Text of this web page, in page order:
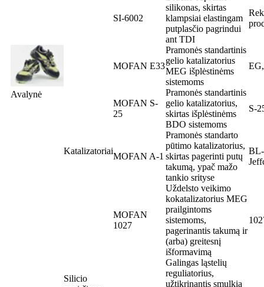
SI-6002
silikonas, skirtas
klampsiai elastingam
putplasčio pagrindui
ant TDI
Avalynė
Katalizatoriai
MOFAN E33
Pramonės standartinis
gelio katalizatorius
MEG išplėstinėms
sistemoms
MOFAN S-
25
Pramonės standartinis
gelio katalizatorius,
skirtas išplėstinėms
BDO sistemoms
S-
MOFAN A-1
Pramonės standarto
pūtimo katalizatorius,
skirtas pagerinti putų
takumą, ypač mažo
tankio srityse
MOFAN
1027
Uždelsto veikimo
kokatalizatorius MEG
prailgintoms
sistemoms,
pagerinantis takumą ir
(arba) greitesnį
išformavimą
Silicio
Galingas ląstelių
reguliatorius,
užtikrinantis smulkią